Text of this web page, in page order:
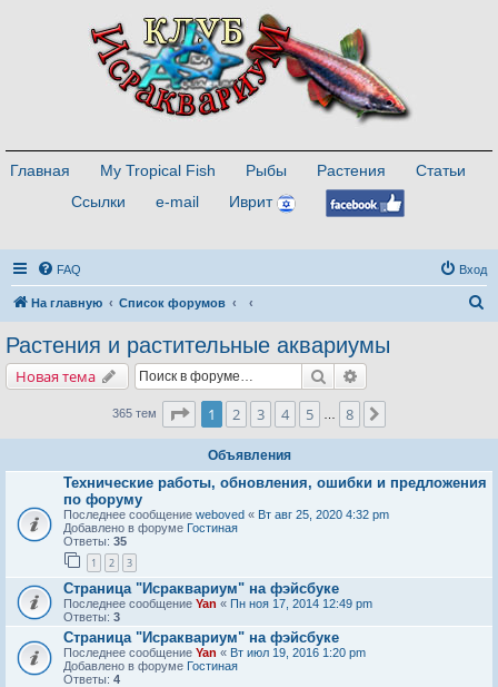
Главная My Tropical Fish Рыбы Растения
Статьи
Ссылки
e-mail Иврит
FAQ Вход
На главную Список форумов
Растения и растительные аквариумы
Новая тема Поиск
365 тем Страница1 из
1 2 3 4 5 8
Объявления
Технические работы, обновления, ошибки и предложения
по форуму
Последнее сообщение weboved « Вт авг 25, 2020 4:32 pm
Добавлено в форуме Гостиная
Ответы: 35
1 2 3
Страница "Исраквариум" на фэйсбуке
Последнее сообщение Yan « Пн ноя 17, 2014 12:49 pm
Ответы: 3
Страница "Исраквариум" на фэйсбуке
Последнее сообщение Yan « Вт июл 19, 2016 1:20 pm
Добавлено в форуме Гостиная
Ответы: 4